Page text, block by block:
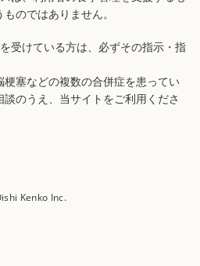
のではありません。
受けている方は、必ずその指示・指
塞などの複数の合併症を患ってい
のうえ、当サイトをご利用くださ
Kenko Inc.